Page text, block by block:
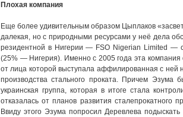
Плохая компания
Еще более удивительным образом Цыплаков
далекая, но с природными ресурсами у неё дела
резидентной в Нигерии — FSO Nigerian Limited —
(25% — Нигерия). Именно с 2005 года эта
от лица которой выступала аффилированная с ней
производства стального проката. Причем
украинская группа, которая в итоге стала
отказалась от планов развития
Ввиду этого Эзума попросил Деревлева